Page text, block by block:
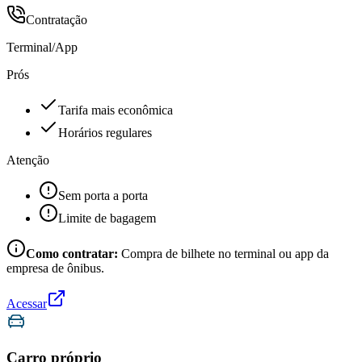
Contratação
Terminal/App
Prós
Tarifa mais econômica
Horários regulares
Atenção
Sem porta a porta
Limite de bagagem
Como contratar: Compra de bilhete no terminal ou app da
empresa de ônibus.
Acessar
Carro próprio